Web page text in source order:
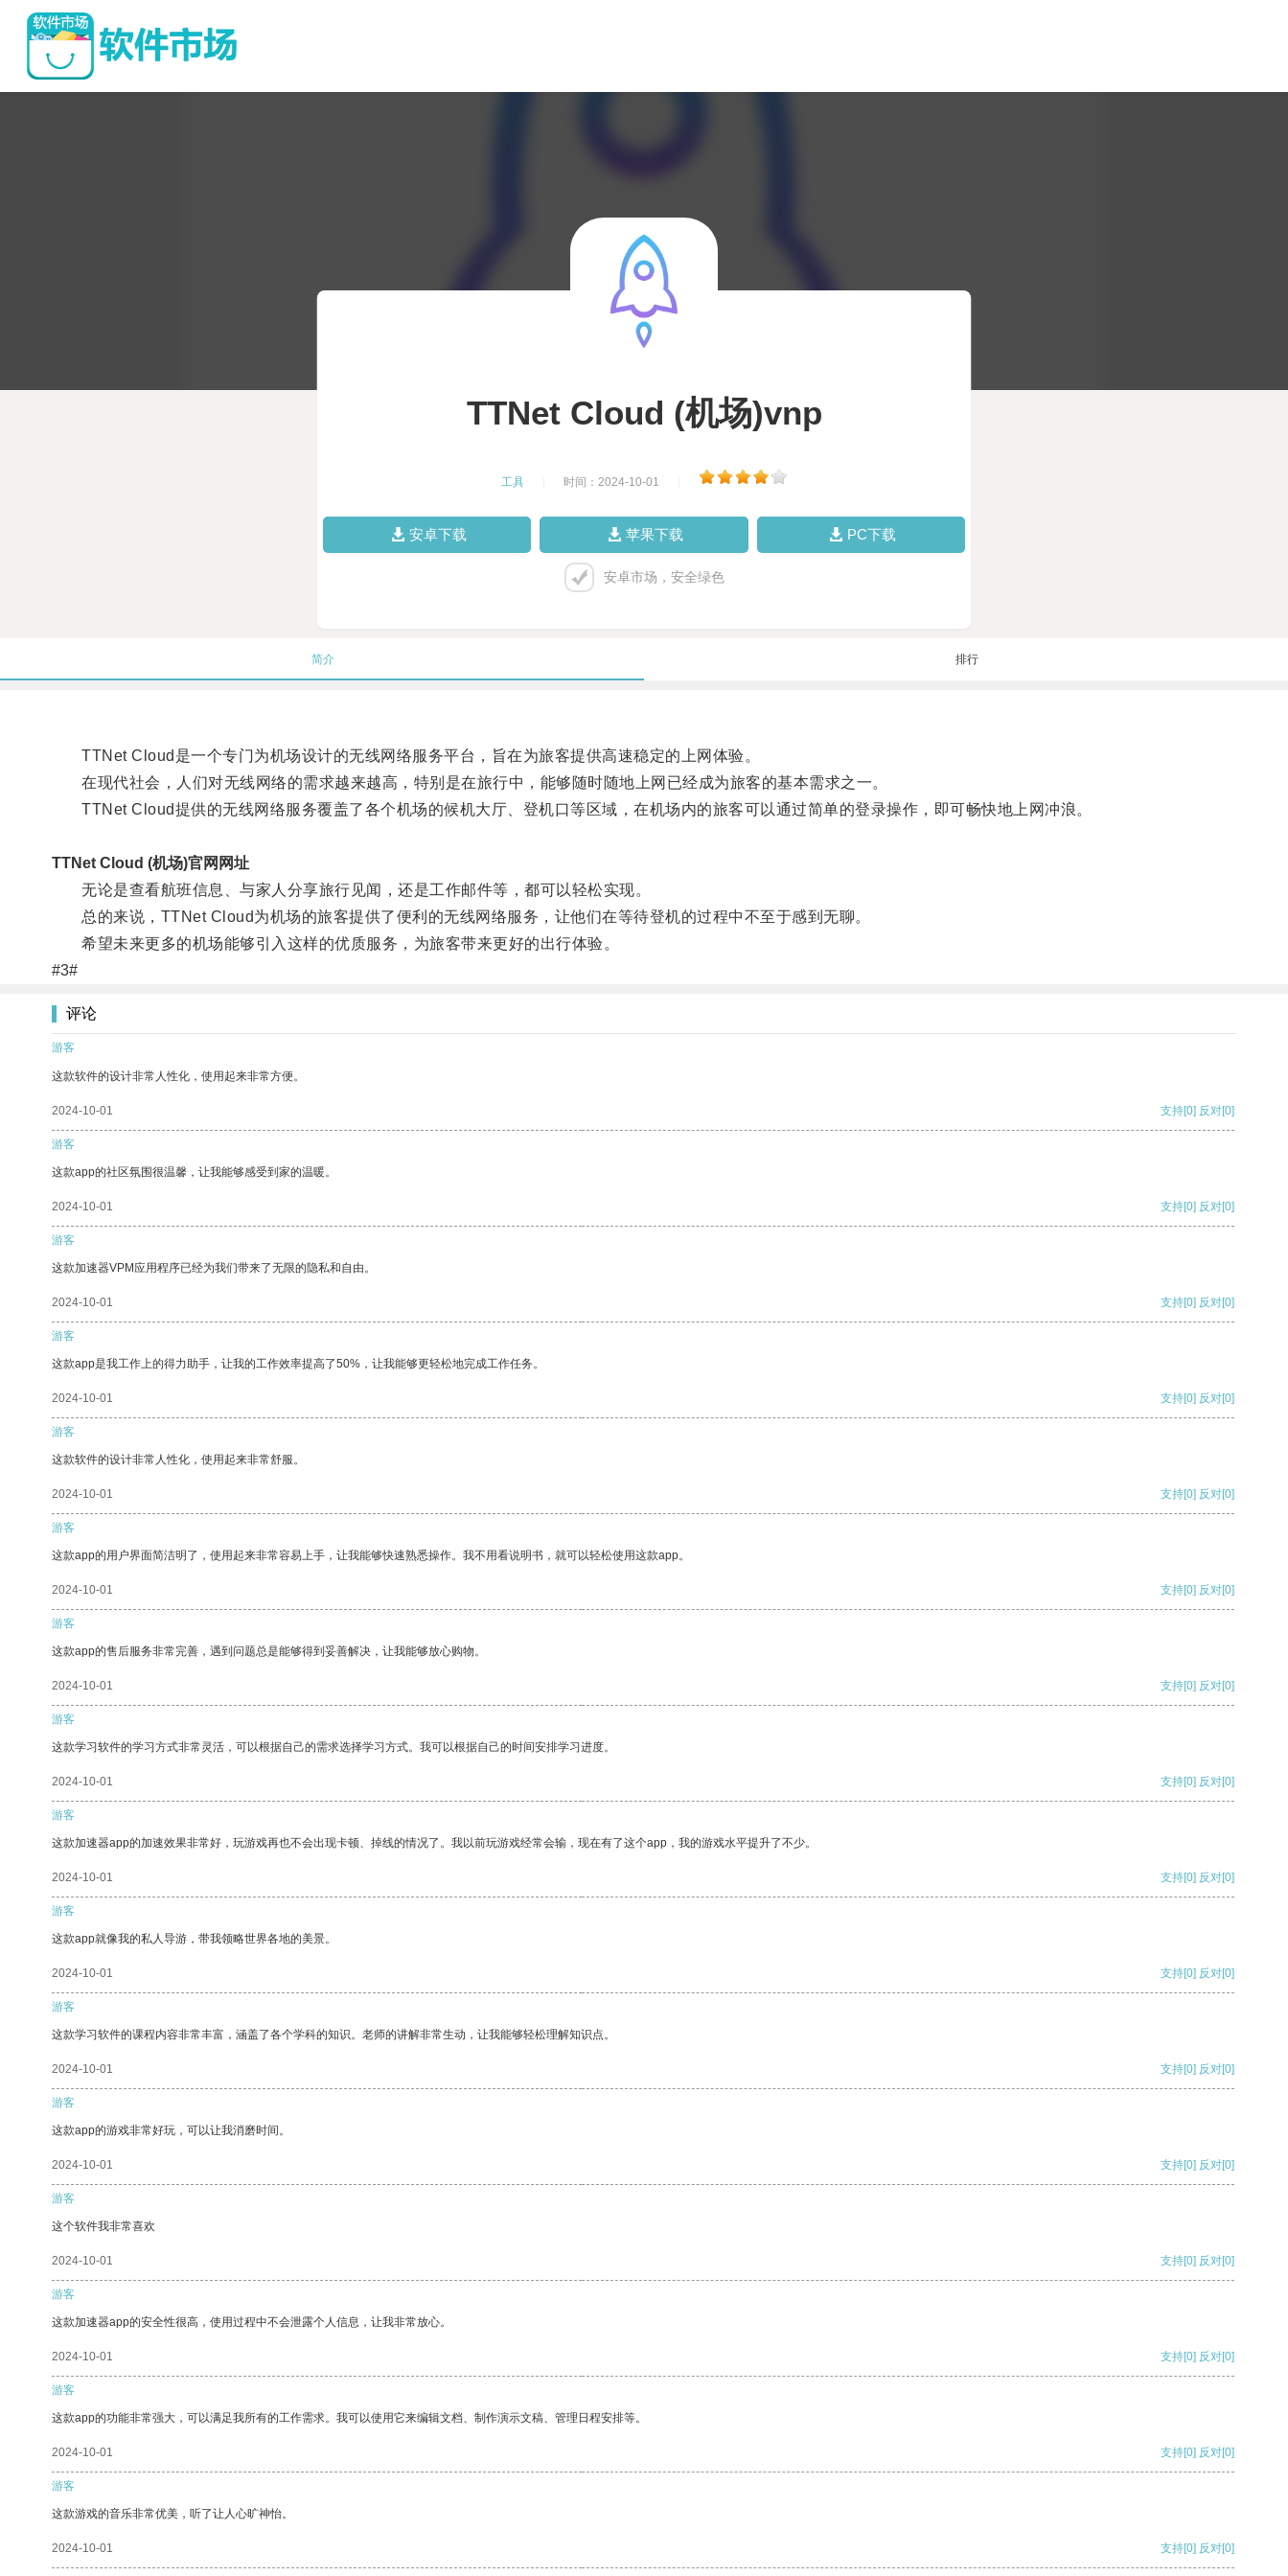
TTNet Cloud (机场)vnp
工具 时间：2024-10-01
安卓下载 苹果下载 PC下载
安卓市场，安全绿色
简介 排行
TTNet Cloud是一个专门为机场设计的无线网络服务平台，旨在为旅客提供高速稳定的上网体验。
在现代社会，人们对无线网络的需求越来越高，特别是在旅行中，能够随时随地上网已经成为旅客的基本需求之一。
TTNet Cloud提供的无线网络服务覆盖了各个机场的候机大厅、登机口等区域，在机场内的旅客可以通过简单的登录操作，即可畅快地上网冲浪。
TTNet Cloud (机场)官网网址
无论是查看航班信息、与家人分享旅行见闻，还是工作邮件等，都可以轻松实现。
总的来说，TTNet Cloud为机场的旅客提供了便利的无线网络服务，让他们在等待登机的过程中不至于感到无聊。
希望未来更多的机场能够引入这样的优质服务，为旅客带来更好的出行体验。
#3#
评论
游客
这款软件的设计非常人性化，使用起来非常方便。
2024-10-01 支持[0] 反对[0]
游客
这款app的社区氛围很温馨，让我能够感受到家的温暖。
2024-10-01 支持[0] 反对[0]
游客
这款加速器VPM应用程序已经为我们带来了无限的隐私和自由。
2024-10-01 支持[0] 反对[0]
游客
这款app是我工作上的得力助手，让我的工作效率提高了50%，让我能够更轻松地完成工作任务。
2024-10-01 支持[0] 反对[0]
游客
这款软件的设计非常人性化，使用起来非常舒服。
2024-10-01 支持[0] 反对[0]
游客
这款app的用户界面简洁明了，使用起来非常容易上手，让我能够快速熟悉操作。我不用看说明书，就可以轻松使用这款app。
2024-10-01 支持[0] 反对[0]
游客
这款app的售后服务非常完善，遇到问题总是能够得到妥善解决，让我能够放心购物。
2024-10-01 支持[0] 反对[0]
游客
这款学习软件的学习方式非常灵活，可以根据自己的需求选择学习方式。我可以根据自己的时间安排学习进度。
2024-10-01 支持[0] 反对[0]
游客
这款加速器app的加速效果非常好，玩游戏再也不会出现卡顿、掉线的情况了。我以前玩游戏经常会输，现在有了这个app，我的游戏水平提升了不少。
2024-10-01 支持[0] 反对[0]
游客
这款app就像我的私人导游，带我领略世界各地的美景。
2024-10-01 支持[0] 反对[0]
游客
这款学习软件的课程内容非常丰富，涵盖了各个学科的知识。老师的讲解非常生动，让我能够轻松理解知识点。
2024-10-01 支持[0] 反对[0]
游客
这款app的游戏非常好玩，可以让我消磨时间。
2024-10-01 支持[0] 反对[0]
游客
这个软件我非常喜欢
2024-10-01 支持[0] 反对[0]
游客
这款加速器app的安全性很高，使用过程中不会泄露个人信息，让我非常放心。
2024-10-01 支持[0] 反对[0]
游客
这款app的功能非常强大，可以满足我所有的工作需求。我可以使用它来编辑文档、制作演示文稿、管理日程安排等。
2024-10-01 支持[0] 反对[0]
游客
这款游戏的音乐非常优美，听了让人心旷神怡。
2024-10-01 支持[0] 反对[0]